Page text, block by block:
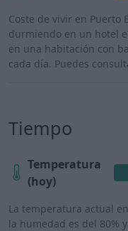
Coste de vivir en Puerto
durmiendo en un hotel
en una habitación con
cada día. Puedes
Tiempo
Temperatura
(hoy)
La temperatura actual
la humedad es del 80%